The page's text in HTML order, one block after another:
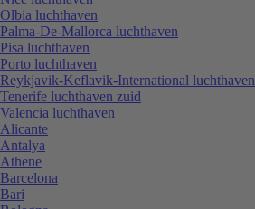
Olbia luchthaven
Palma-De-Mallorca luchthaven
Pisa luchthaven
Porto luchthaven
Reykjavik-Keflavik-International luchthaven
Tenerife luchthaven zuid
Valencia luchthaven
Alicante
Antalya
Athene
Barcelona
Bari